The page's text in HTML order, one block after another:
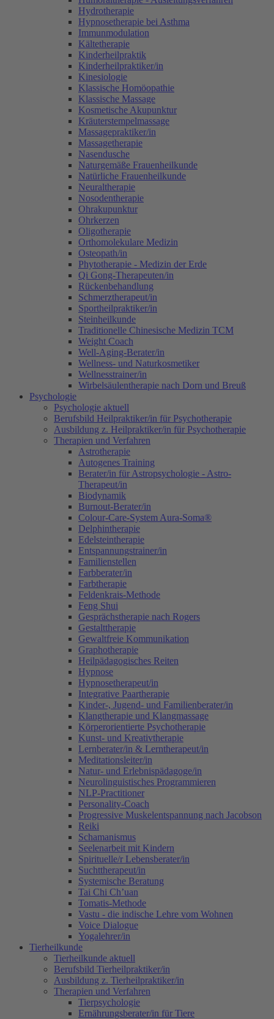
Hydrotherapie
Hypnosetherapie bei Asthma
Immunmodulation
Kältetherapie
Kinderheilpraktik
Kinderheilpraktiker/in
Kinesiologie
Klassische Homöopathie
Klassische Massage
Kosmetische Akupunktur
Kräuterstempelmassage
Massagepraktiker/in
Massagetherapie
Nasendusche
Naturgemäße Frauenheilkunde
Natürliche Frauenheilkunde
Neuraltherapie
Nosodentherapie
Ohrakupunktur
Ohrkerzen
Oligotherapie
Orthomolekulare Medizin
Osteopath/in
Phytotherapie - Medizin der Erde
Qi Gong-Therapeuten/in
Rückenbehandlung
Schmerztherapeut/in
Sportheilpraktiker/in
Steinheilkunde
Traditionelle Chinesische Medizin TCM
Weight Coach
Well-Aging-Berater/in
Wellness- und Naturkosmetiker
Wellnesstrainer/in
Wirbelsäulentherapie nach Dorn und Breuß
Psychologie
Psychologie aktuell
Berufsbild Heilpraktiker/in für Psychotherapie
Ausbildung z. Heilpraktiker/in für Psychotherapie
Therapien und Verfahren
Astrotherapie
Autogenes Training
Berater/in für Astropsychologie - Astro-
Therapeut/in
Biodynamik
Burnout-Berater/in
Colour-Care-System Aura-Soma®
Delphintherapie
Edelsteintherapie
Entspannungstrainer/in
Familienstellen
Farbberater/in
Farbtherapie
Feldenkrais-Methode
Feng Shui
Gesprächstherapie nach Rogers
Gestalttherapie
Gewaltfreie Kommunikation
Graphotherapie
Heilpädagogisches Reiten
Hypnose
Hypnosetherapeut/in
Integrative Paartherapie
Kinder-, Jugend- und Familienberater/in
Klangtherapie und Klangmassage
Körperorientierte Psychotherapie
Kunst- und Kreativtherapie
Lernberater/in & Lerntherapeut/in
Meditationsleiter/in
Natur- und Erlebnispädagoge/in
Neurolinguistisches Programmieren
NLP-Practitioner
Personality-Coach
Progressive Muskelentspannung nach Jacobson
Reiki
Schamanismus
Seelenarbeit mit Kindern
Spirituelle/r Lebensberater/in
Suchttherapeut/in
Systemische Beratung
Tai Chi Ch’uan
Tomatis-Methode
Vastu - die indische Lehre vom Wohnen
Voice Dialogue
Yogalehrer/in
Tierheilkunde
Tierheilkunde aktuell
Berufsbild Tierheilpraktiker/in
Ausbildung z. Tierheilpraktiker/in
Therapien und Verfahren
Tierpsychologie
Ernährungsberater/in für Tiere